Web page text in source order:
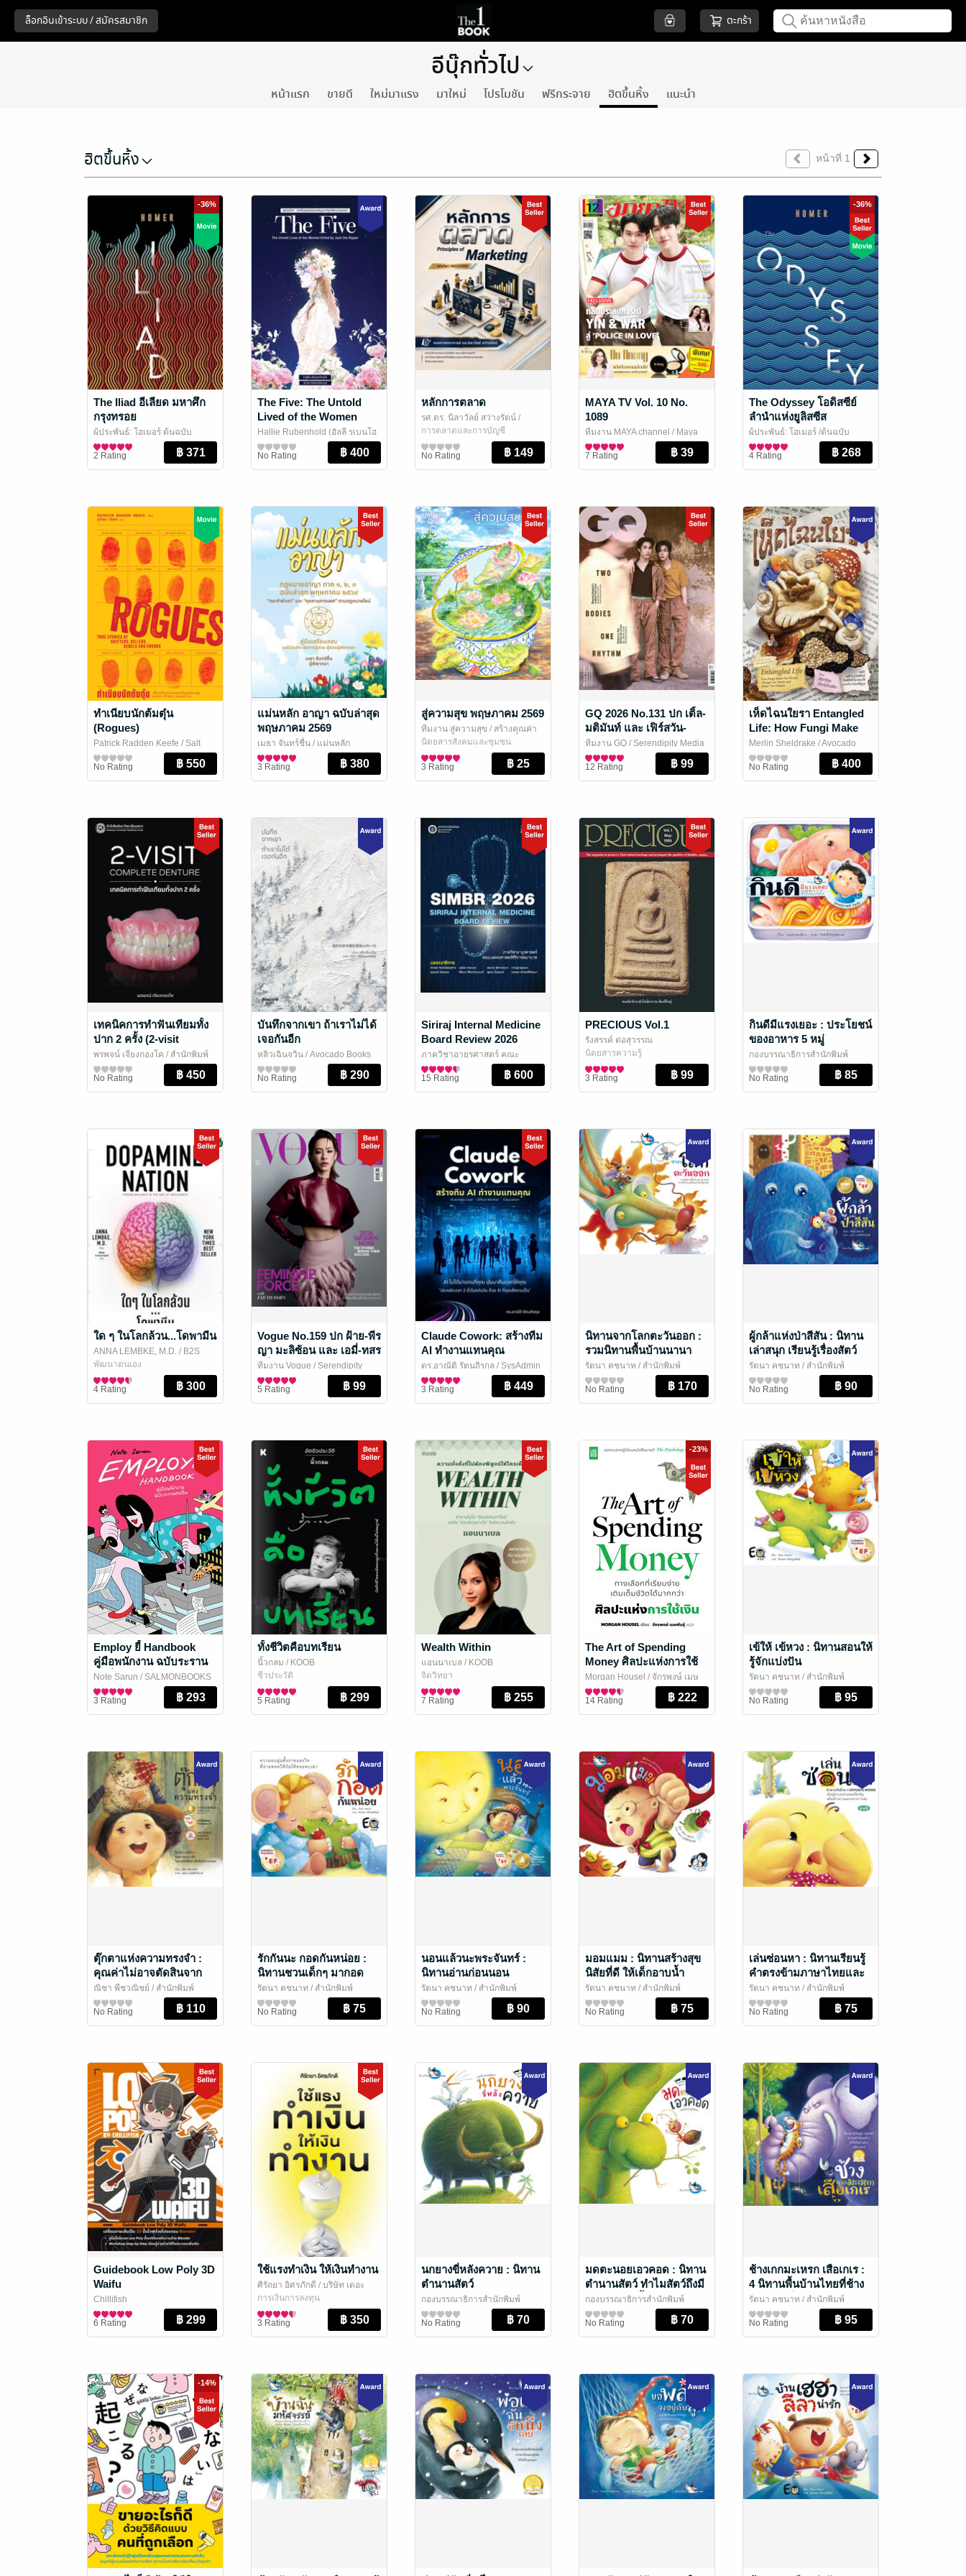
ตะกร้า
อีบุ๊กทั่วไป
หน้าแรก ขายดี ใหม่มาแรง มาใหม่ โปรโมชัน ฟรีกระจาย ฮิตขึ้นหิ้ง แนะนำ
ฮิตขึ้นหิ้ง หน้าที่ 1
-36%
The Iliad อีเลียด มหาศึก
กรุงทรอย
ผู้ประพันธ์: โฮเมอร์ ต้นฉบับ
อังกฤษ: ซามูเอล บัตเลอร์ ผู้แปล:
ไอริสา ชั้นศิริ
/ ยิปซีสำนักพิมพ์
ประวัติศาสตร์
2 Rating
The Five: The Untold
Lived of the Women
Killed by Jack the
Ripper (ผู้หญิงทั้งห้า: ชีวิต
ที่ไม่ถูกเปิดเผยของหญิง
สาวที่ถูกแจ็คเดอะริปเปอร์
Hallie Rubenhold (ฮัลลี รูเบนโฮ
ลด์)/ สำนักพิมพ์เวลา
(Timepublishing)
ประวัติศาสตร์
No Rating
หลักการตลาด
รศ.ดร. นิลาวัลย์ สว่างรัตน์ /
AJ.Nila
การตลาดและการบัญชี
No Rating
MAYA TV Vol. 10 No.
1089
ทีมงาน MAYA channel / Maya
Channel
นิตยสารดาราและบันเทิง
7 Rating
-36%
The Odyssey โอดิสซีย์
ลำนำแห่งยูลิสซีส
ผู้ประพันธ์: โฮเมอร์ /ต้นฉบับ
อังกฤษ: ซามูเอล บัตเลอร์/ผู้แปล:
ไอริสา ชั้นศิริ
/ ยิปซีสำนักพิมพ์
ประวัติศาสตร์
4 Rating
ทำเนียบนักต้มตุ๋น
(Rogues)
Patrick Radden Keefe / Salt
Publishing
สาระบันเทิง
No Rating
แม่นหลัก อาญา ฉบับล่าสุด
พฤษภาคม 2569
เมธา จันทร์ชื่น / แม่นหลัก
กฎหมาย
3 Rating
สู่ความสุข พฤษภาคม 2569
ทีมงาน สู่ความสุข / สร้างคุณค่า
นิตยสารสังคมและชุมชน
3 Rating
GQ 2026 No.131 ปก เติ้ล-
มติมันท์ และ เฟิร์สวัน-
วรรณกร
ทีมงาน GQ / Serendipity Media
นิตยสาร Lifestyle
12 Rating
เห็ดไฉนใยรา Entangled
Life: How Fungi Make
Our Worlds, Change
Our Minds & Shape Our
Futures
Merlin Sheldrake / Avocado
Books อะโวคาโด บุ๊กส์
วิทยาศาสตร์และเทคโนโลยี
No Rating
เทคนิคการทำฟันเทียมทั้ง
ปาก 2 ครั้ง (2-visit
complete denture)
พรพจน์ เจียงกองโค / สำนักพิมพ์
มหาวิทยาลัยนเรศวร
วิทยาศาสตร์และเทคโนโลยี
No Rating
บันทึกจากเขา ถ้าเราไม่ได้
เจอกันอีก
หลิวเฉินจวิน / Avocado Books
อะโวคาโด บุ๊กส์
สาระบันเทิง
No Rating
Siriraj Internal Medicine
Board Review 2026
ภาควิชาอายุรศาสตร์ คณะ
แพทยศาสตร์ศิริราชพยาบาล
SIMed
แพทยศาสตร์
15 Rating
PRECIOUS Vol.1
รังสรรค์ ต่อสุวรรณ
นิตยสารความรู้
3 Rating
กินดีมีแรงเยอะ : ประโยชน์
ของอาหาร 5 หมู่
กองบรรณาธิการสำนักพิมพ์
ห้องเรียน/ สำนักพิมพ์ห้องเรียน
ความรู้เสริมสำหรับเด็กและ
เยาวชน
No Rating
ใด ๆ ในโลกล้วน...โดพามีน
ANNA LEMBKE, M.D. / B2S
พัฒนาตนเอง
4 Rating
Vogue No.159 ปก ฝ้าย-พีร
ญา มะลิซ้อน และ เอมี่-ทสร
กลิ่นเนียม
ทีมงาน Vogue / Serendipity
Media
นิตยสาร Lifestyle
5 Rating
Claude Cowork: สร้างทีม
AI ทำงานแทนคุณ
ดร.อาณัติ รัตนถิรกุล / SysAdmin
Knowledge
คอมพิวเตอร์
3 Rating
นิทานจากโลกตะวันออก :
รวมนิทานพื้นบ้านนานา
ชาติจากซีกโลกตะวันออก
29 เรื่อง
รัตนา คชนาท / สำนักพิมพ์
ห้องเรียน
หนังสือเด็กปฐมวัย / นิทานภาพ
No Rating
ผู้กล้าแห่งป่าสีสัน : นิทาน
เล่าสนุก เรียนรู้เรื่องสัตว์
และสี
รัตนา คชนาท / สำนักพิมพ์
ห้องเรียน
หนังสือเด็กปฐมวัย / นิทานภาพ
No Rating
Employ ยี้ Handbook
คู่มือพนักงาน ฉบับระราน
คนอื่น
Note Sarun / SALMONBOOKS
สาระบันเทิง
3 Rating
ทั้งชีวิตคือบทเรียน
นิ้วกลม / KOOB
ชีวประวัติ
5 Rating
Wealth Within
แอนนาเบล / KOOB
จิตวิทยา
7 Rating
-23%
The Art of Spending
Money ศิลปะแห่งการใช้
เงิน
Morgan Housel / จักรพงษ์ เมษ
พันธุ์ แปล/ Live Rich Books
การเงินการลงทุน
14 Rating
เข้ให้ เข้หวง : นิทานสอนให้
รู้จักแบ่งปัน
รัตนา คชนาท / สำนักพิมพ์
ห้องเรียน
หนังสือเด็กปฐมวัย / นิทานภาพ
No Rating
ตุ๊กตาแห่งความทรงจำ :
คุณค่าไม่อาจตัดสินจาก
ภายนอก
ณิชา พีชวณิชย์ / สำนักพิมพ์
ห้องเรียน
หนังสือเด็กปฐมวัย / นิทานภาพ
No Rating
รักกันนะ กอดกันหน่อย :
นิทานชวนเด็กๆ มากอด
มอบความรัก
รัตนา คชนาท / สำนักพิมพ์
ห้องเรียน
หนังสือเด็กปฐมวัย / นิทานภาพ
No Rating
นอนแล้วนะพระจันทร์ :
นิทานอ่านก่อนนอน
รัตนา คชนาท / สำนักพิมพ์
ห้องเรียน
หนังสือเด็กปฐมวัย / นิทานภาพ
No Rating
มอมแมม : นิทานสร้างสุข
นิสัยที่ดี ให้เด็กอาบน้ำ
แปรงฟัน สระผม
รัตนา คชนาท / สำนักพิมพ์
ห้องเรียน
หนังสือเด็กปฐมวัย / นิทานภาพ
No Rating
เล่นซ่อนหา : นิทานเรียนรู้
คำตรงข้ามภาษาไทยและ
ภาษาอังกฤษ
รัตนา คชนาท / สำนักพิมพ์
ห้องเรียน
หนังสือเด็กปฐมวัย / นิทานภาพ
No Rating
Guidebook Low Poly 3D
Waifu
Chillifish
ศิลปะและภาพถ่าย
6 Rating
ใช้แรงทำเงิน ให้เงินทำงาน
ศิรัถยา อิศรภักดี / บริษัท เดอะ
สแตนดาร์ด จำกัด
การเงินการลงทุน
3 Rating
นกยางขี่หลังควาย : นิทาน
ตำนานสัตว์
กองบรรณาธิการสำนักพิมพ์
ห้องเรียน/ สำนักพิมพ์ห้องเรียน
หนังสือเด็กปฐมวัย / นิทานภาพ
No Rating
มดตะนอยเอวคอด : นิทาน
ตำนานสัตว์ ทำไมสัตว์ถึงมี
รูปร่างแบบนี้
กองบรรณาธิการสำนักพิมพ์
ห้องเรียน/ สำนักพิมพ์ห้องเรียน
หนังสือเด็กปฐมวัย / นิทานภาพ
No Rating
ช้างเกกมะเหรก เสือเกเร :
4 นิทานพื้นบ้านไทยที่ช้าง
หรือเสือเป็นตัวร้าย
รัตนา คชนาท / สำนักพิมพ์
ห้องเรียน
หนังสือเด็กปฐมวัย / นิทานภาพ
No Rating
-14%